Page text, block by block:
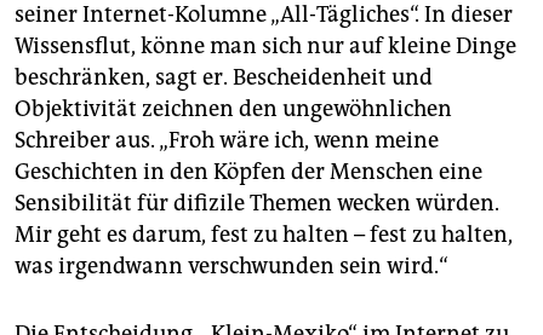
seiner Internet-Kolumne „All-Tägliches“. In dieser
Wissensflut, könne man sich nur auf kleine Dinge
beschränken, sagt er. Bescheidenheit und
Objektivität zeichnen den ungewöhnlichen
Schreiber aus. „Froh wäre ich, wenn meine
Geschichten in den Köpfen der Menschen eine
Sensibilität für difizile Themen wecken würden.
Mir geht es darum, fest zu halten – fest zu halten,
was irgendwann verschwunden sein wird.“